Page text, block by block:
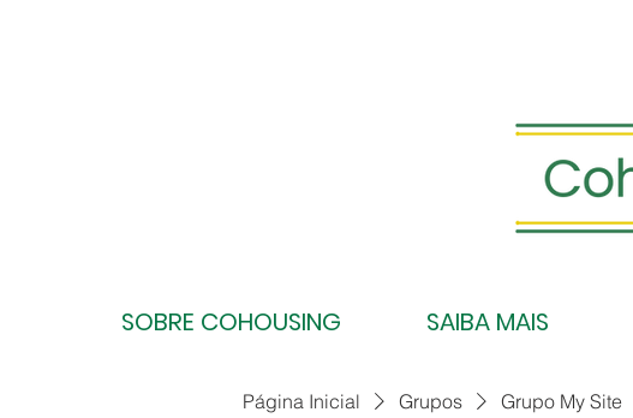
SOBRE COHOUSING SAIBA MAIS
Página Inicial Grupos Grupo My Site